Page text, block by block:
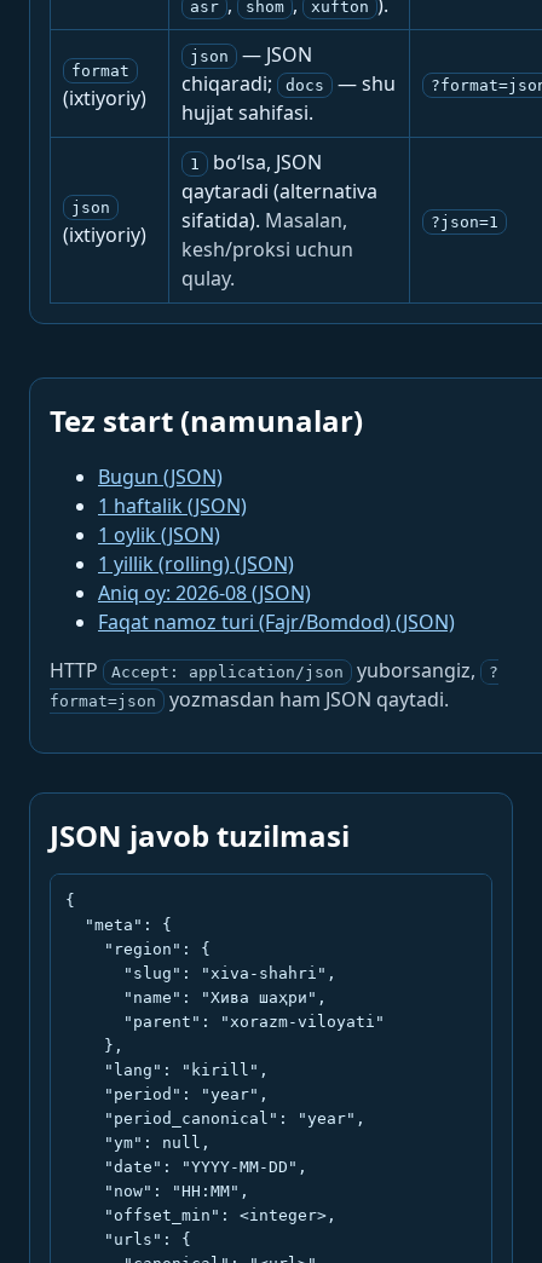
asr shom xufton
format
(ixtiyoriy)
json
— JSON
chiqaradi;
docs
— shu
hujjat sahifasi.
json
(ixtiyoriy)
1
bo‘lsa, JSON
qaytaradi (alternativa
sifatida). Masalan,
kesh/proksi uchun
qulay.
?json=1
Tez start (namunalar)
Bugun (JSON)
1 haftalik (JSON)
1 oylik (JSON)
1 yillik (rolling) (JSON)
Aniq oy: 2026-08 (JSON)
Faqat namoz turi (Fajr/Bomdod) (JSON)
HTTP
Accept: application/json yuborsangiz,
?
format=json
yozmasdan ham JSON qaytadi.
JSON javob tuzilmasi
{
  "meta": {
    "region": {
      "slug": "xiva-shahri",
      "name": "Хива шаҳри",
      "parent": "xorazm-viloyati"
    },
    "lang": "kirill",
    "period": "year",
    "period_canonical": "year",
    "ym": null,
    "date": "YYYY-MM-DD",
    "now": "HH:MM",
    "offset_min": <integer>,
    "urls": {